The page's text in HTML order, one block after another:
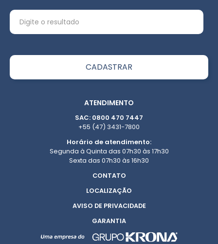
ATENDIMENTO
SAC: 0800 470 7447
+55 (47) 3431-7800
Horário de atendimento:
Segunda à Quinta das 07h30 às 17h30
Sexta das 07h30 às 16h30
CONTATO
LOCALIZAÇÃO
AVISO DE PRIVACIDADE
GARANTIA